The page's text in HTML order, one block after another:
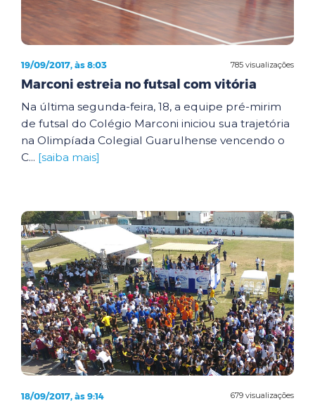
785 visualizações
19/09/2017, às 8:03
Marconi estreia no futsal com vitória
Na última segunda-feira, 18, a equipe pré-mirim
de futsal do Colégio Marconi iniciou sua trajetória
na Olimpíada Colegial Guarulhense vencendo o
C... [saiba mais]
679 visualizações
18/09/2017, às 9:14